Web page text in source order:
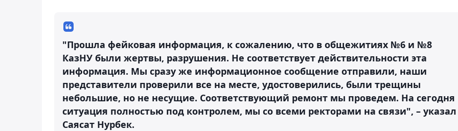
"Прошла фейковая информация, к сожалению, что в общежитиях №6 и №8
КазНУ были жертвы, разрушения. Не соответствует действительности эта
информация. Мы сразу же информационное сообщение отправили, наши
представители проверили все на месте, удостоверились, были трещины
небольшие, но не несущие. Соответствующий ремонт мы проведем. На сегодня
ситуация полностью под контролем, мы со всеми ректорами на связи", – указал
Саясат Нурбек.